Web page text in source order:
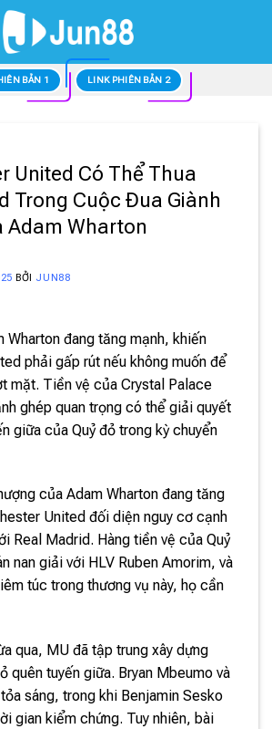
BẢN 1 LINK PHIÊN BẢN 2
United Có Thể Thua
Trong Cuộc Đua Giành
Adam Wharton
BỞI JUN88
Wharton đang tăng mạnh, khiến
phải gấp rút nếu không muốn để
mặt. Tiền vệ của Crystal Palace
ghép quan trọng có thể giải quyết
giữa của Quỷ đỏ trong kỳ chuyển
của Adam Wharton đang tăng
United đối diện nguy cơ cạnh
Real Madrid. Hàng tiền vệ của Quỷ
nan giải với HLV Ruben Amorim, và
túc trong thương vụ này, họ cần
qua, MU đã tập trung xây dựng
quên tuyến giữa. Bryan Mbeumo và
sáng, trong khi Benjamin Sesko
gian kiểm chứng. Tuy nhiên, bài